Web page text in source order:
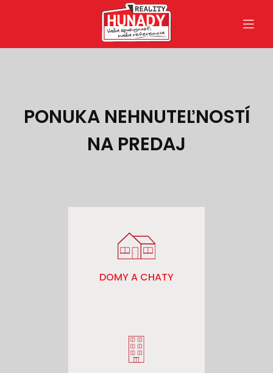
PONUKA NEHNUTEĽNOSTÍ
NA PREDAJ
DOMY A CHATY